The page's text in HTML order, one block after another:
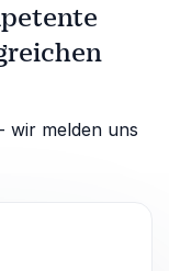
wir melden uns